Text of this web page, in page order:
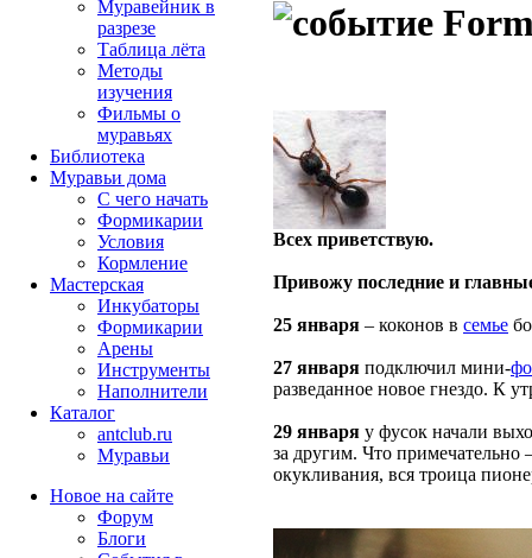
Всех приветствую.
Привожу последние и
25 января – коконов в семье
27 января подключил мини-
разведанное новое гнездо. К
29 января у фусок начали
за другим. Что примечательно
окукливания, вся троица
Муравейник в
разрезе
Таблица лёта
Методы
изучения
Фильмы о
муравьях
Библиотека
Муравьи дома
С чего начать
Формикарии
Условия
Кормление
Мастерская
Инкубаторы
Формикарии
Арены
Инструменты
Наполнители
Каталог
antclub.ru
Муравьи
Новое на сайте
Форум
Блоги